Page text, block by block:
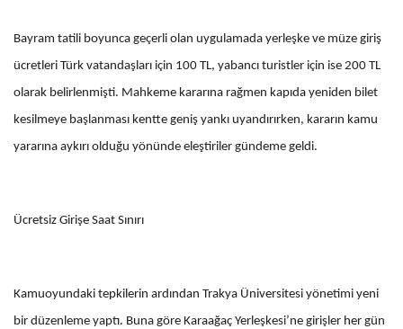
Bayram tatili boyunca geçerli olan uygulamada yerleşke ve müze giriş
ücretleri Türk vatandaşları için 100 TL, yabancı turistler için ise 200 TL
olarak belirlenmişti. Mahkeme kararına rağmen kapıda yeniden bilet
kesilmeye başlanması kentte geniş yankı uyandırırken, kararın kamu
yararına aykırı olduğu yönünde eleştiriler gündeme geldi.
Ücretsiz Girişe Saat Sınırı
Kamuoyundaki tepkilerin ardından Trakya Üniversitesi yönetimi yeni
bir düzenleme yaptı. Buna göre Karaağaç Yerleşkesi’ne girişler her gün